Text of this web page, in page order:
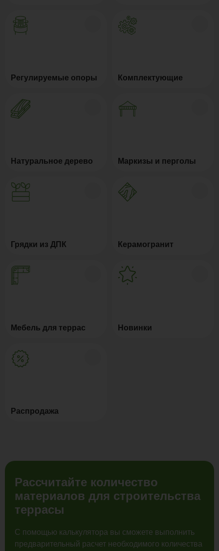
Регулируемые опоры Комплектующие
Натуральное дерево Маркизы и перголы
Грядки из ДПК Керамогранит
Мебель для террас Новинки
Распродажа
Рассчитайте количество
материалов для строительства
террасы
С помощью калькулятора вы сможете выполнить
предварительный расчет необходимого количества